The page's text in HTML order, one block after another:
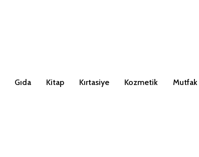
Gıda Kitap Kırtasiye Kozmetik Mutfak